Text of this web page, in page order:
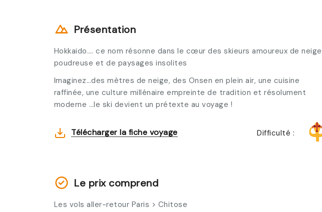
Présentation
Hokkaido…. ce nom résonne dans le cœur des skieurs amoureux de neige
poudreuse et de paysages insolites
Imaginez…des mètres de neige, des Onsen en plein air, une cuisine
raffinée, une culture millénaire empreinte de tradition et résolument
moderne …le ski devient un prétexte au voyage !
Télécharger la fiche voyage Difficulté :
Le prix comprend
Les vols aller-retour Paris > Chitose